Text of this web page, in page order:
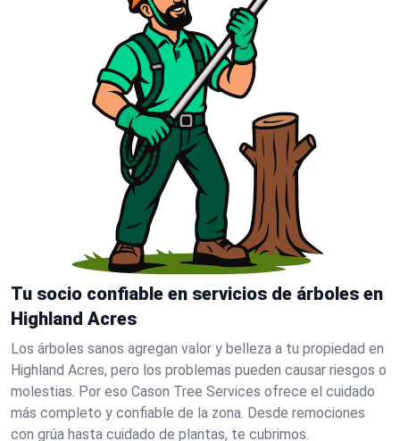
Tu socio confiable en servicios de árboles en
Highland Acres
Los árboles sanos agregan valor y belleza a tu propiedad en
Highland Acres, pero los problemas pueden causar riesgos o
molestias. Por eso Cason Tree Services ofrece el cuidado
más completo y confiable de la zona. Desde remociones
con grúa hasta cuidado de plantas, te cubrimos.